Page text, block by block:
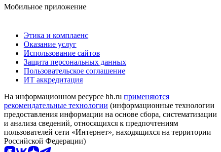
Мобильное приложение
Этика и комплаенс
Оказание услуг
Использование сайтов
Защита персональных данных
Пользовательское соглашение
ИТ аккредитация
На информационном ресурсе hh.ru применяются
рекомендательные технологии (информационные технологии
предоставления информации на основе сбора, систематизации
и анализа сведений, относящихся к предпочтениям
пользователей сети «Интернет», находящихся на территории
Российской Федерации)